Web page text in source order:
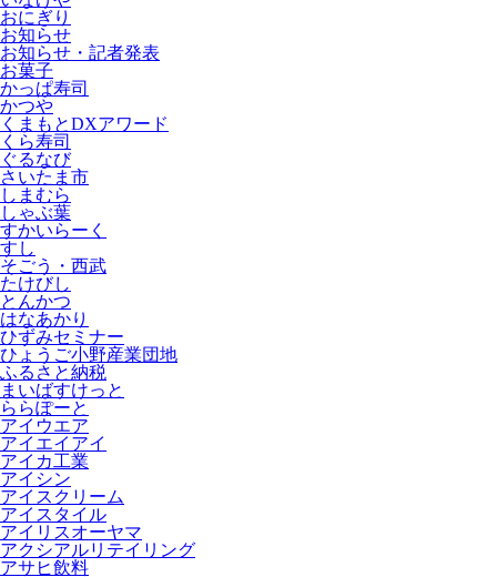
おにぎり
お知らせ
お知らせ・記者発表
お菓子
かっぱ寿司
かつや
くまもとDXアワード
くら寿司
ぐるなび
さいたま市
しまむら
しゃぶ葉
すかいらーく
すし
そごう・西武
たけびし
とんかつ
はなあかり
ひずみセミナー
ひょうご小野産業団地
ふるさと納税
まいばすけっと
ららぽーと
アイウエア
アイエイアイ
アイカ工業
アイシン
アイスクリーム
アイスタイル
アイリスオーヤマ
アクシアルリテイリング
アサヒ飲料